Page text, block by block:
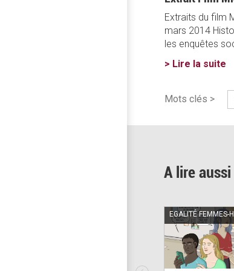
Extraits du film
mars 2014
les enquêtes
> Lire la suite
Mots clés >
A lire aussi
EGALITÉ FEMMES-